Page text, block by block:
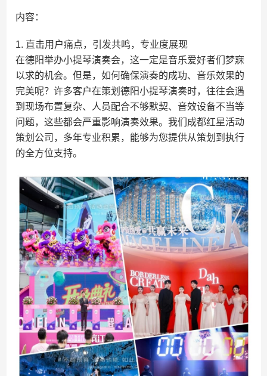
内容：
1. 直击用户痛点，引发共鸣，专业度展现
在德阳举办小提琴演奏会，这一定是音乐爱好者们梦寐
以求的机会。但是，如何确保演奏的成功、音乐效果的
完美呢？许多客户在策划德阳小提琴演奏时，往往会遇
到现场布置复杂、人员配合不够默契、音效设备不当等
问题，这些都会严重影响演奏效果。我们成都红星活动
策划公司，多年专业积累，能够为您提供从策划到执行
的全方位支持。